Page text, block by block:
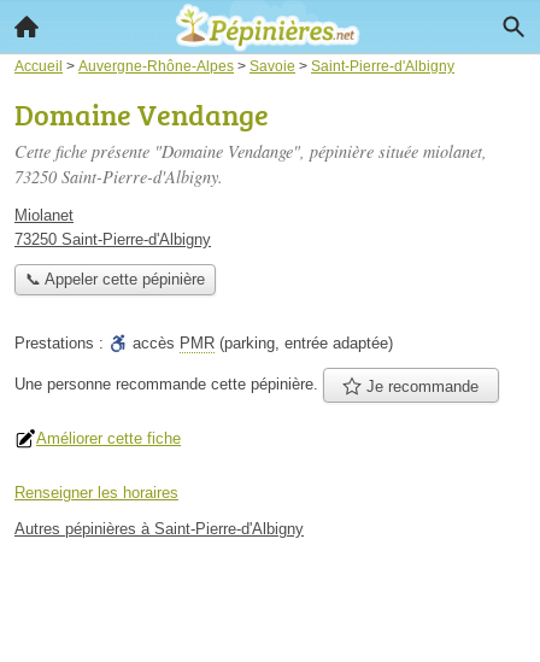
Accueil > Auvergne-Rhône-Alpes > Savoie > Saint-Pierre-d'Albigny
Domaine Vendange
Cette fiche présente "Domaine Vendange", pépinière située miolanet,
73250 Saint-Pierre-d'Albigny.
Miolanet
73250 Saint-Pierre-d'Albigny
📞 Appeler cette pépinière
Prestations : accès PMR (parking, entrée adaptée)
Une personne recommande cette pépinière. Je recommande
Améliorer cette fiche
Renseigner les horaires
Autres pépinières à Saint-Pierre-d'Albigny